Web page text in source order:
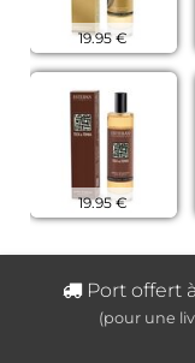
19.95 €
19.95 €
Port offert
(pour une